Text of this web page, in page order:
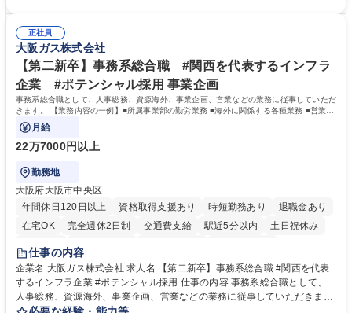
正社員
大阪ガス株式会社
【第二新卒】事務系総合職 #関西を代表するインフラ
企業 #ポテンシャル採用 事業企画
事務系総合職として、人事総務、資源海外、事業企画、営業などの業務に従事していただ
きます。 【業務内容の一例】■所属事業部の勤労業務 ■海外に関係する各種業務 ■営業部
門の企画スタッフ、ルート営業
月給
22万7000円以上
勤務地
大阪府大阪市中央区
年間休日120日以上
資格取得支援あり 時短勤務あり
退職金あり
在宅OK
完全週休2日制 交通費支給 駅近5分以内
土日祝休み
服装自由
第二新卒歓迎
仕事の内容
企業名 大阪ガス株式会社 求人名 【第二新卒】事務系総合職 #関西を代表
するインフラ企業 #ポテンシャル採用 仕事の内容 事務系総合職として、
人事総務、資源海外、事業企画、営業などの業務に従事していただきま
す。 【業務内容の一例】■所属事業部の勤労業務 ■海外に関係する各種業